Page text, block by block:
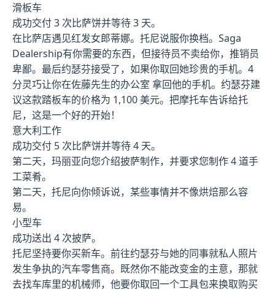
滑板车
成功交付 3 次比萨饼并等待 3 天。
在比萨店遇见红发女郎蒂娜。托尼说服你换档。Saga
Dealership有你需要的东西，但接待员不卖给你，推销员
卑鄙。最后约瑟芬接受了，如果你取回她珍贵的手机。4
分灵巧让你在佐藤先生的办公室 拿回他的手机。约瑟芬建
议这款踏板车的价格为 1,100 美元。把摩托车告诉给托
尼，这是一个好的开始！
意大利工作
成功交付 5 次比萨饼并等待 4 天。
第二天，玛丽亚向您介绍披萨制作，并要求您制作 4 道手
工菜肴。
第二天，托尼向你倾诉说，某些事情并不像烘焙那么容
易。
小型车
成功送出 4 次披萨。
托尼坚持要你买新车。前往约瑟芬与她的同事就私人照片
发生争执的汽车零售商。既然你不能改变金的主意，那就
去找车库里的机械师，他要你取回一个工具包来换取购买